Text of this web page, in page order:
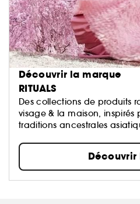
Découvrir la marque
RITUALS
Des collections de produits
visage & la maison, inspirés
traditions ancestrales
Découvrir